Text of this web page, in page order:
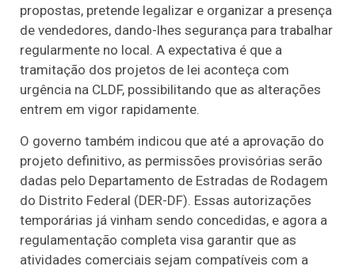
propostas, pretende legalizar e organizar a presença
de vendedores, dando-lhes segurança para trabalhar
regularmente no local. A expectativa é que a
tramitação dos projetos de lei aconteça com
urgência na CLDF, possibilitando que as alterações
entrem em vigor rapidamente.
O governo também indicou que até a aprovação do
projeto definitivo, as permissões provisórias serão
dadas pelo Departamento de Estradas de Rodagem
do Distrito Federal (DER-DF). Essas autorizações
temporárias já vinham sendo concedidas, e agora a
regulamentação completa visa garantir que as
atividades comerciais sejam compatíveis com a